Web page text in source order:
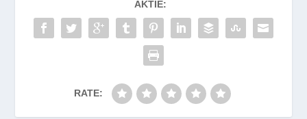
AKTIE:
RATE: